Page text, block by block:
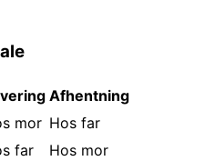
Afhentning
mor Hos far
far
Hos mor